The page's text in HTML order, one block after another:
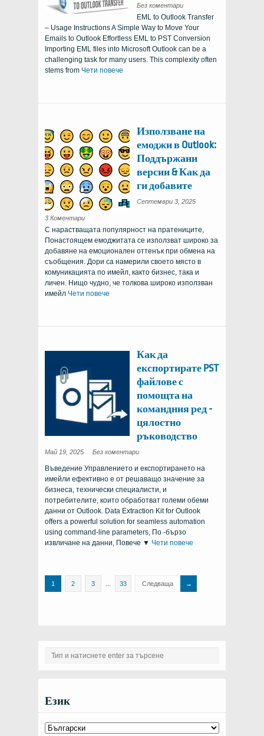
Без коментариза
как
прехвърлите
в
Outlook
или
PST
файл
EML to Outlook Transfer
– Usage Instructions A Simple Way to Move Your
Emails to Outlook Effortless EML to PST Conversion
Importing EML files into Microsoft Outlook can be a
challenging task for many users. This complexity often
stems from Чети повече
Използване на
емоджи в Outlook:
Поддържани
версии & Как да
ги добавите
Септември 3, 2025
3 Коментариотносно
на
емоджи
в
Поддържани
версии
&
Как
да
ги
добавите
С нарастващата популярност на пратениците,
Понастоящем емоджитата се използват широко за
добавяне на емоционален оттенък при обмена на
съобщения. Дори са намерили своето място в
комуникацията по имейл, както бизнес, така и
личен. Нищо чудно, че толкова широко използван
имейл Чети повече
Как да
експортирате PST
файлове с
помощта на
командния ред -
цялостно
ръководство
Май 19, 2025 Без коментариon
Export
Files
Using
Command
Line
–
A
Guide
Въведение Управлението и експортирането на
имейли ефективно е от решаващо значение за
бизнеса, технически специалисти, и
потребителите, които обработват големи обеми
данни от Outlook. Data Extraction Kit for Outlook
offers a powerful solution for seamless automation
using command-line parameters, По -бързо
извличане на данни, Повече ▼ Чети повече
1 2 3 33 Следваща
Език